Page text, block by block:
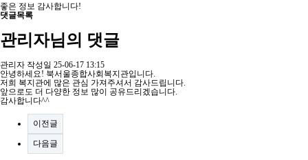
좋은 정보 감사합니다!
댓글목록
관리자님의 댓글
관리자 작성일 25-06-17 13:15
안녕하세요! 북서울종합사회복지관입니다.
저희 복지관에 많은 관심 가져주셔서 감사드립니다.
앞으로도 더 다양한 정보 많이 공유드리겠습니다.
감사합니다^^
이전글
다음글